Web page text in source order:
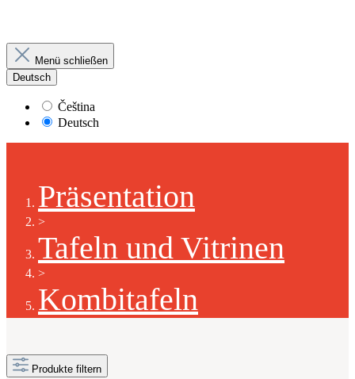
Menü schließen
Deutsch
Čeština
Deutsch
Präsentation
>
Tafeln und Vitrinen
>
Kombitafeln
Produkte filtern